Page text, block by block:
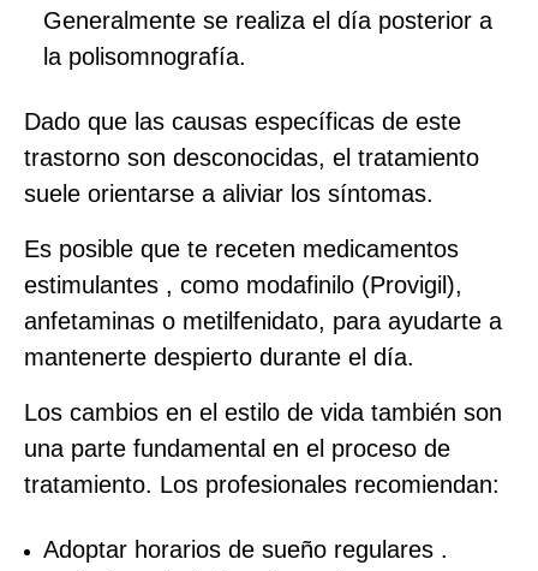
Generalmente se realiza el día posterior a
la polisomnografía.
Dado que las causas específicas de este
trastorno son desconocidas, el tratamiento
suele orientarse a aliviar los síntomas.
Es posible que te receten medicamentos
estimulantes , como modafinilo (Provigil),
anfetaminas o metilfenidato, para ayudarte a
mantenerte despierto durante el día.
Los cambios en el estilo de vida también son
una parte fundamental en el proceso de
tratamiento. Los profesionales recomiendan:
Adoptar horarios de sueño regulares .